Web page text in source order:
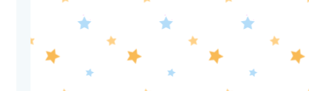
よる 11:00
熱闘甲子園 涙は、強さにな